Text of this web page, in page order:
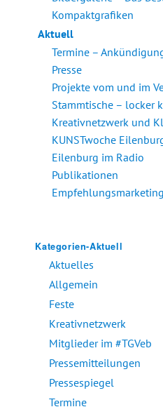
Kompaktgrafiken
Aktuell
Termine –
Presse
Projekte vom und im
Stammtische – locker
Kreativnetzwerk und
KUNSTwoche
Eilenburg im Radio
Publikationen
Kategorien-Aktuell
Aktuelles
Allgemein
Feste
Kreativnetzwerk
Mitglieder im #TGVeb
Pressemitteilungen
Pressespiegel
Termine